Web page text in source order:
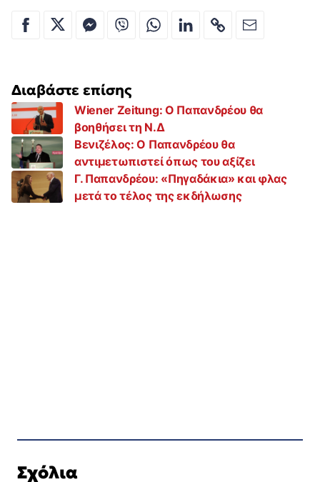
Διαβάστε επίσης
Wiener Zeitung: Ο Παπανδρέου θα
βοηθήσει τη Ν.Δ
Βενιζέλος: Ο Παπανδρέου θα
αντιμετωπιστεί όπως του αξίζει
Γ. Παπανδρέου: «Πηγαδάκια» και φλας
μετά το τέλος της εκδήλωσης
Σχόλια